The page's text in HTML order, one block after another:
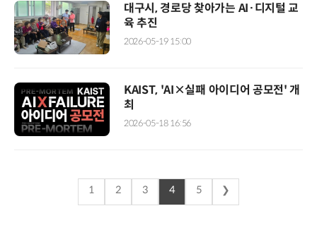
대구시, 경로당 찾아가는 AI·디지털 교
육 추진
2026-05-19 15:00
KAIST, 'AI×실패 아이디어 공모전' 개
최
2026-05-18 16:56
1 2 3 4 5 ❯